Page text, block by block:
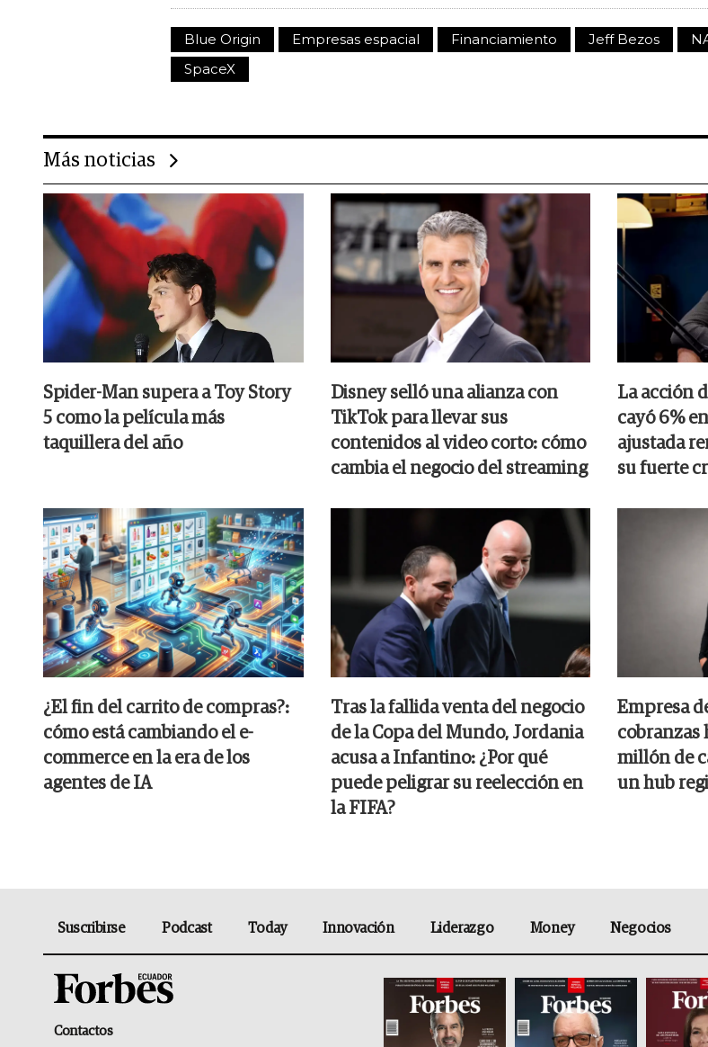
Blue Origin Empresas espacial Financiamiento Jeff Bezos
SpaceX
Más noticias
Spider-Man supera a Toy Story
5 como la película más
taquillera del año
Disney selló una alianza con
TikTok para llevar sus
contenidos al video corto: cómo
cambia el negocio del streaming
La acción
cayó 6%
ajustada
su fuerte
¿El fin del carrito de compras?:
cómo está cambiando el e-
commerce en la era de los
agentes de IA
Tras la fallida venta del negocio
de la Copa del Mundo, Jordania
acusa a Infantino: ¿Por qué
puede peligrar su reelección en
la FIFA?
Empresa
cobranzas
millón de
un hub
Suscribirse Podcast Today Innovación Liderazgo Money Negocios
Contactos